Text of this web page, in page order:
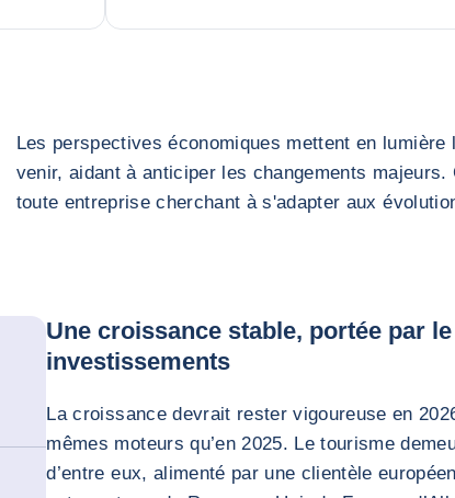
Les perspectives économiques mettent en
venir, aidant à anticiper les changements
toute entreprise cherchant à s'adapter aux
Une croissance stable, portée par
investissements
La croissance devrait rester vigoureuse en
mêmes moteurs qu’en 2025. Le tourisme
d’entre eux, alimenté par une clientèle